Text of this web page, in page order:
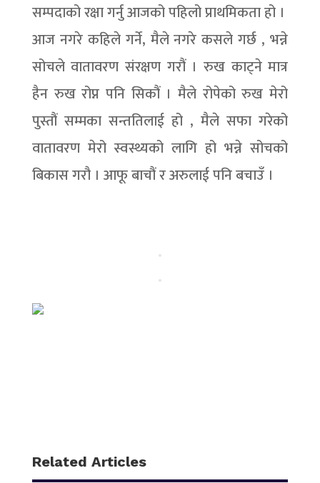
सम्पदाको रक्षा गर्नु आजको पहिलो प्राथमिकता हो ।
आज नगरे कहिले गर्ने, मैले नगरे कसले गर्छ , भन्ने
सोचले वातावरण संरक्षण गरौं । रुख काट्ने मात्र
हैन रुख रोप्न पनि सिकौं । मैले रोपेको रुख मेरो
पुस्तौं सम्मका सन्ततिलाई हो , मैले सफा गरेको
वातावरण मेरो स्वस्थ्यको लागि हो भन्ने सोचको
बिकास गरौ । आफू बाचौं र अरुलाई पनि बचाउँ ।
Related Articles